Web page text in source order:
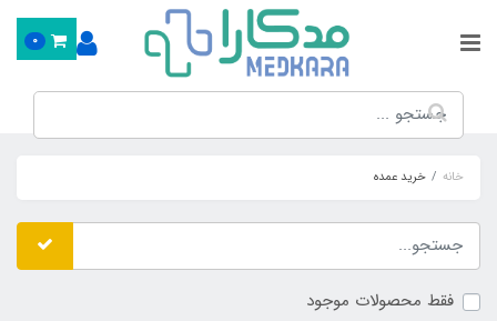
0
خانه خرید عمده
فقط محصولات موجود